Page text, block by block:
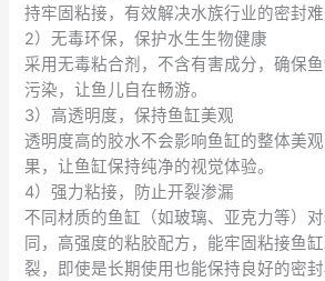
持牢固粘接，有效解决水族行业的密封难
2）无毒环保，保护水生生物健康
采用无毒粘合剂，不含有害成分，确保
污染，让鱼儿自在畅游。
3）高透明度，保持鱼缸美观
透明度高的胶水不会影响鱼缸的整体美
果，让鱼缸保持纯净的视觉体验。
4）强力粘接，防止开裂渗漏
不同材质的鱼缸（如玻璃、亚克力等）
同，高强度的粘胶配方，能牢固粘接鱼
裂，即使是长期使用也能保持良好的密封